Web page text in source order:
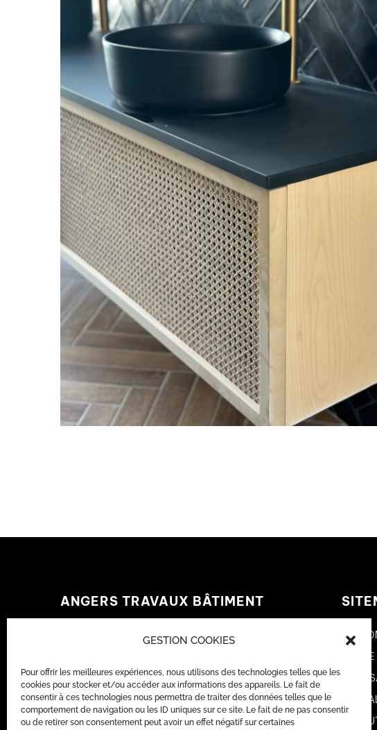
GESTION COOKIES
Pour offrir les meilleures expériences, nous utilisons des technologies telles que les
cookies pour stocker et/ou accéder aux informations des appareils. Le fait de
consentir à ces technologies nous permettra de traiter des données telles que le
comportement de navigation ou les ID uniques sur ce site. Le fait de ne pas consentir
ou de retirer son consentement peut avoir un effet négatif sur certaines
ANGERS TRAVAUX BÂTIMENT
49070, Saint-Lambert-la-Potherie
Tél.:02 55 99 54 06
E-mail:contact@angerstravauxbatiment.fr
SUIVEZ-NOUS
QUI